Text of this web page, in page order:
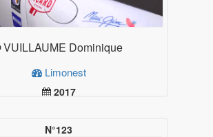
VUILLAUME Dominique
Limonest
2017
N°123